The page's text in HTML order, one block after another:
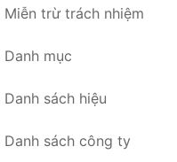
Miễn trừ trách nhiệm
Danh mục
Danh sách hiệu
Danh sách công ty